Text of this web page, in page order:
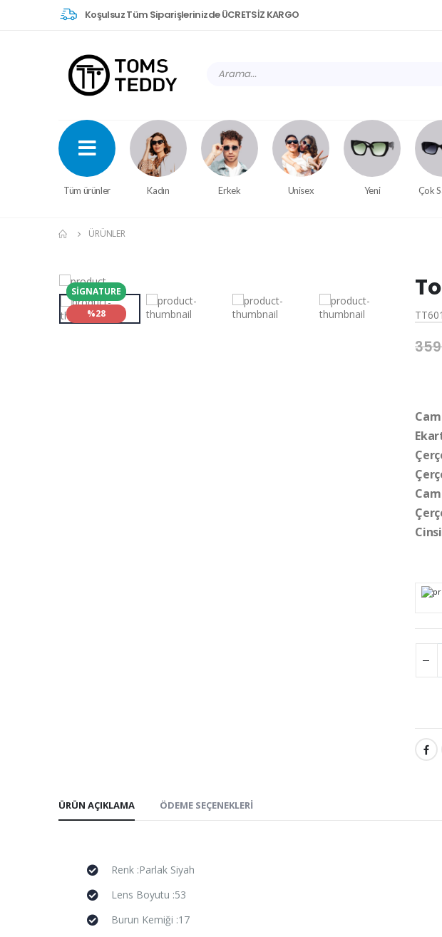
Koşulsuz Tüm Siparişlerinizde ÜCRETSİZ KARGO
Tüm ürünler Kadın Erkek Unisex Yeni Çok
ÜRÜNLER
SIGNATURE
%28
ÜRÜN AÇIKLAMA ÖDEME SEÇENEKLERI
Renk :Parlak Siyah
Lens Boyutu :53
Burun Kemiği :17